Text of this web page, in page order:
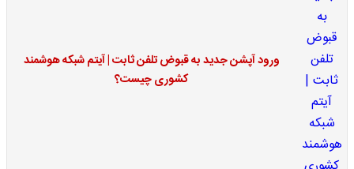
ورود آپشن جدید به قبوض تلفن ثابت | آیتم شبکه هوشمند
کشوری چیست؟